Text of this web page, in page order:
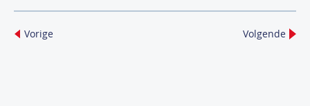
Vorige Volgende